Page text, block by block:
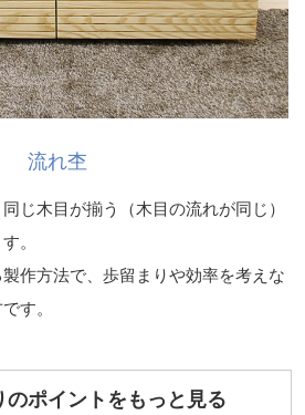
流れ杢
じ木目が揃う（木目の流れが同じ）
。
作方法で、歩留まりや効率を考えな
す。
のポイントをもっと見る